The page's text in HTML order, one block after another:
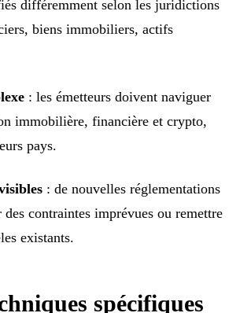
différemment selon les juridictions
biens immobiliers, actifs
: les émetteurs doivent naviguer
immobilière, financière et crypto,
pays.
: de nouvelles réglementations
contraintes imprévues ou remettre
existants.
spécifiques